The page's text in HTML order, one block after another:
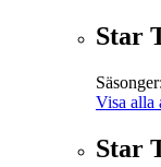
Star
Säsonger:
Visa alla
Star